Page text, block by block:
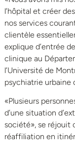
l’hôpital et créer
nos services
clientèle
explique d’entrée
clinique au
l’Université de
psychiatrie urbaine
«Plusieurs
d’une situation
société», se réjouit
réaffiliation en